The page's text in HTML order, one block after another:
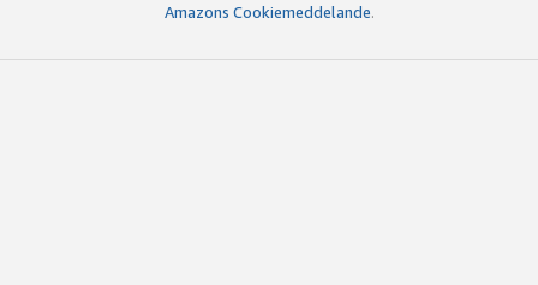
Amazons Cookiemeddelande.